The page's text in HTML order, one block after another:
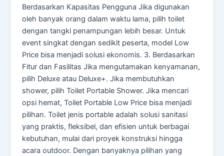
Berdasarkan Kapasitas Pengguna Jika digunakan
oleh banyak orang dalam waktu lama, pilih toilet
dengan tangki penampungan lebih besar. Untuk
event singkat dengan sedikit peserta, model Low
Price bisa menjadi solusi ekonomis. 3. Berdasarkan
Fitur dan Fasilitas Jika mengutamakan kenyamanan,
pilih Deluxe atau Deluxe+. Jika membutuhkan
shower, pilih Toilet Portable Shower. Jika mencari
opsi hemat, Toilet Portable Low Price bisa menjadi
pilihan. Toilet jenis portable adalah solusi sanitasi
yang praktis, fleksibel, dan efisien untuk berbagai
kebutuhan, mulai dari proyek konstruksi hingga
acara outdoor. Dengan banyaknya pilihan yang